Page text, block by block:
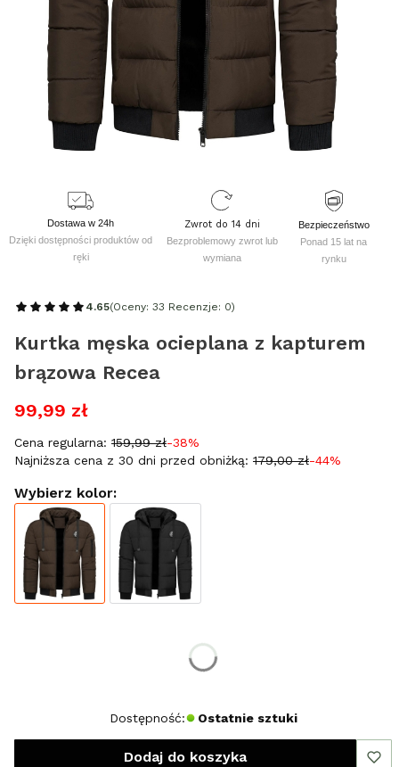
Dostawa w 24h
Dzięki dostępności produktów od
ręki
Zwrot do 14 dni
Bezproblemowy zwrot lub
wymiana
Bezpieczeństwo
Ponad 15 lat na
rynku
4.65(Oceny: 33 Recenzje: 0)
Kurtka męska ocieplana z kapturem
brązowa Recea
99,99 zł
Cena regularna: 159,99 zł-38%
Najniższa cena z 30 dni przed obniżką: 179,00 zł-44%
Wybierz kolor:
Dostępność: Ostatnie sztuki
Dodaj do koszyka